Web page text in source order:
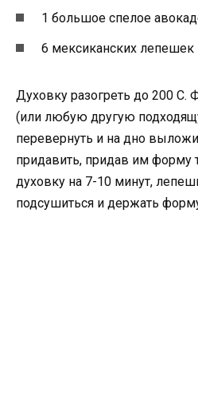
1 большое спелое
6 мексиканских лепешек
Духовку разогреть до 200
(или любую другую
перевернуть и на дно
придавить, придав им форму
духовку на 7-10 минут,
подсушиться и держать